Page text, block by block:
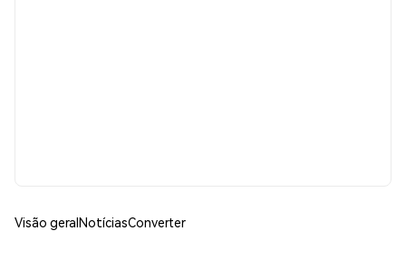
Visão geralNotíciasConverter